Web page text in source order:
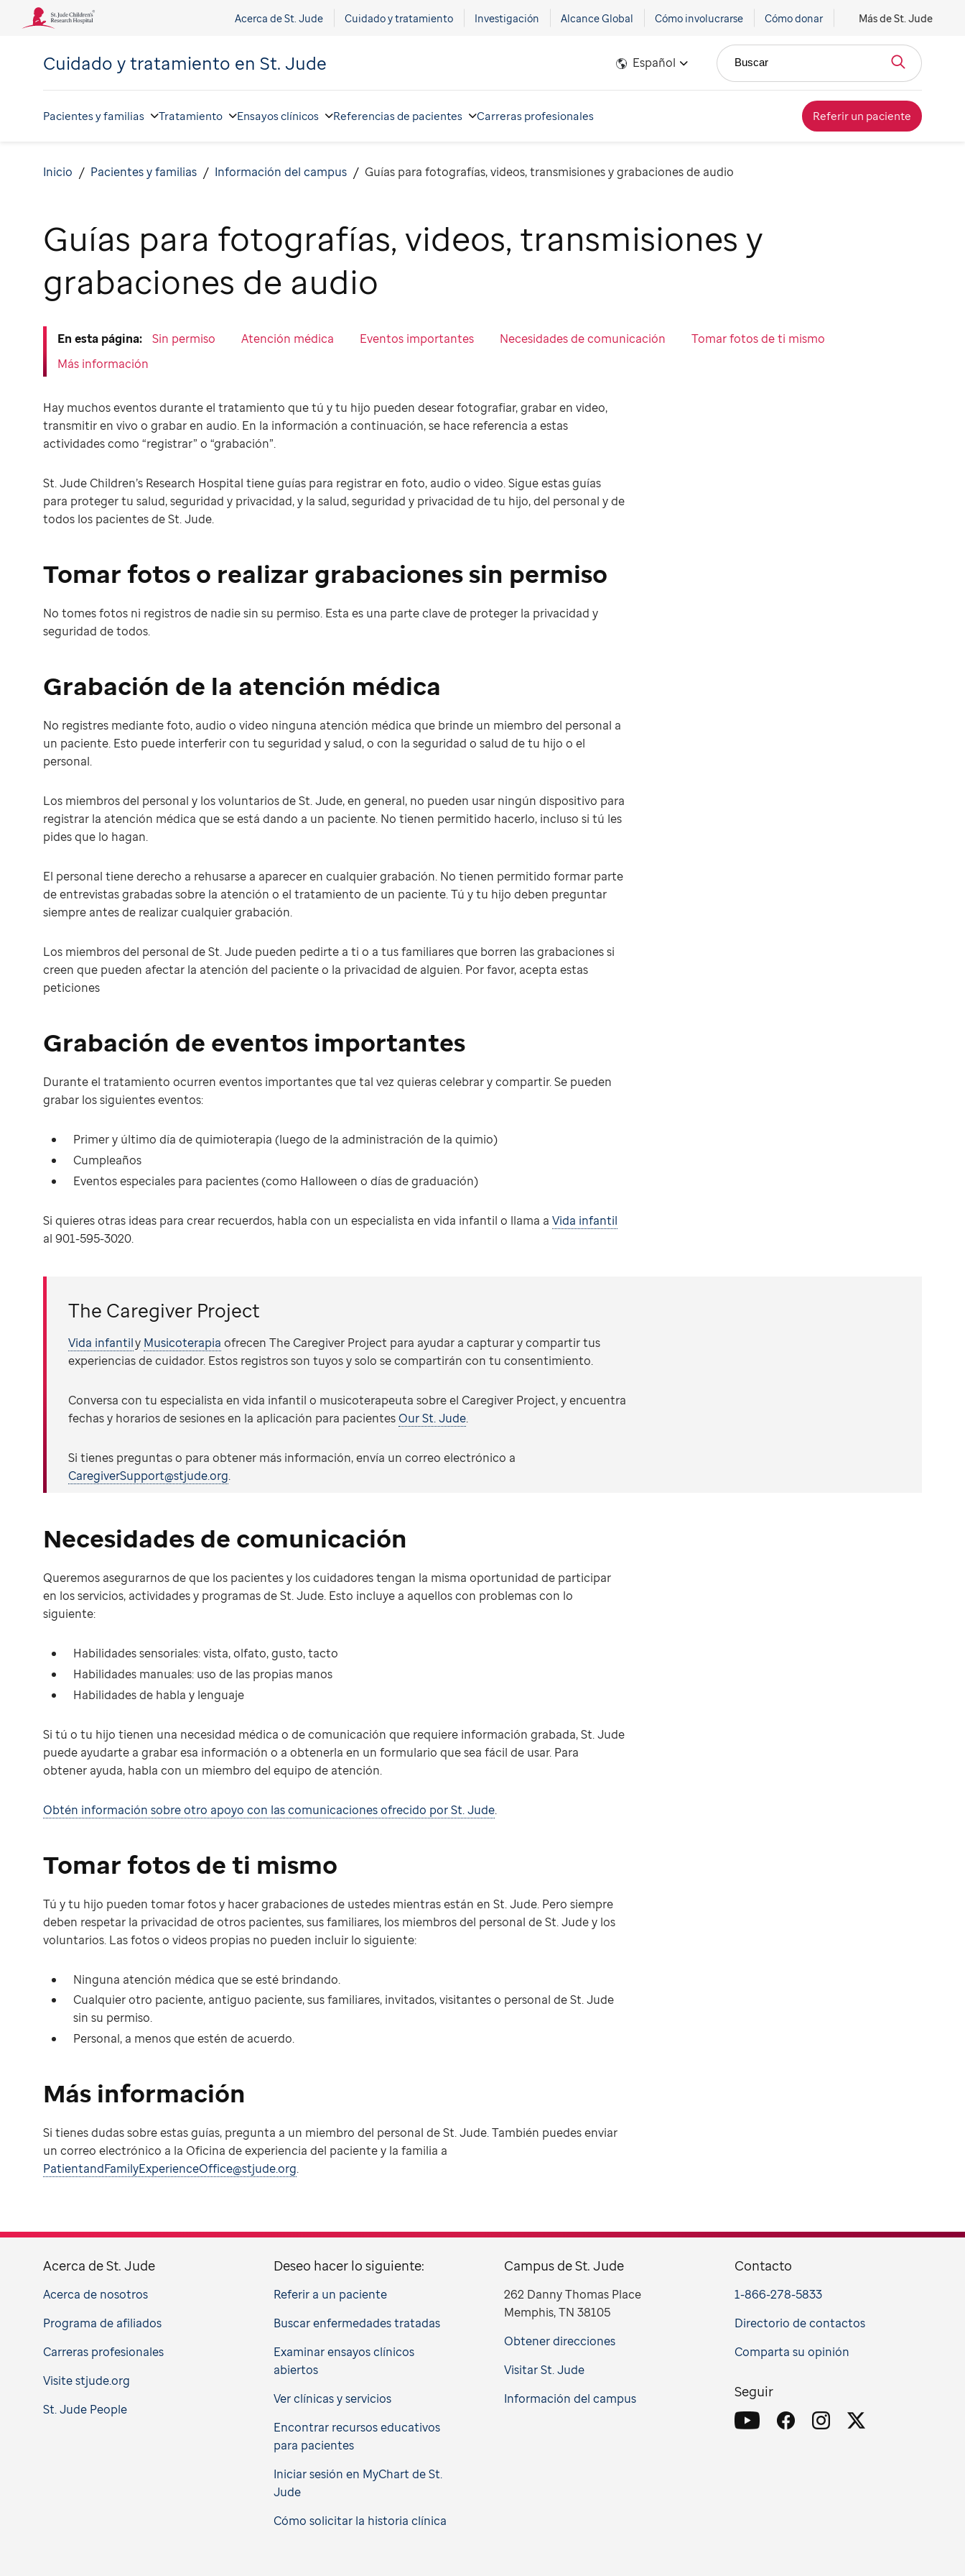
Acerca de St. Jude Cuidado y tratamiento Investigación Alcance Global Cómo involucrarse Cómo donar Más de St. Jude
Cuidado y tratamiento en St. Jude Español Buscar
Pacientes y familias Tratamiento Ensayos clínicos Referencias de pacientes Carreras profesionales Referir un paciente
Inicio Pacientes y familias Información del campus Guías para fotografías, videos, transmisiones y grabaciones de audio
Guías para fotografías, videos, transmisiones y
grabaciones de audio
En esta página: Sin permiso Atención médica Eventos importantes Necesidades de comunicación
Tomar fotos de ti mismo
Más información
Hay muchos eventos durante el tratamiento que tú y tu hijo pueden desear fotografiar, grabar en video,
transmitir en vivo o grabar en audio. En la información a continuación, se hace referencia a estas
actividades como “registrar” o “grabación”.
St. Jude Children’s Research Hospital tiene guías para registrar en foto, audio o video. Sigue estas guías
para proteger tu salud, seguridad y privacidad, y la salud, seguridad y privacidad de tu hijo, del personal y de
todos los pacientes de St. Jude.
Tomar fotos o realizar grabaciones sin permiso
No tomes fotos ni registros de nadie sin su permiso. Esta es una parte clave de proteger la privacidad y
seguridad de todos.
Grabación de la atención médica
No registres mediante foto, audio o video ninguna atención médica que brinde un miembro del personal a
un paciente. Esto puede interferir con tu seguridad y salud, o con la seguridad o salud de tu hijo o el
personal.
Los miembros del personal y los voluntarios de St. Jude, en general, no pueden usar ningún dispositivo para
registrar la atención médica que se está dando a un paciente. No tienen permitido hacerlo, incluso si tú les
pides que lo hagan.
El personal tiene derecho a rehusarse a aparecer en cualquier grabación. No tienen permitido formar parte
de entrevistas grabadas sobre la atención o el tratamiento de un paciente. Tú y tu hijo deben preguntar
siempre antes de realizar cualquier grabación.
Los miembros del personal de St. Jude pueden pedirte a ti o a tus familiares que borren las grabaciones si
creen que pueden afectar la atención del paciente o la privacidad de alguien. Por favor, acepta estas
peticiones
Grabación de eventos importantes
Durante el tratamiento ocurren eventos importantes que tal vez quieras celebrar y compartir. Se pueden
grabar los siguientes eventos:
Primer y último día de quimioterapia (luego de la administración de la quimio)
Cumpleaños
Eventos especiales para pacientes (como Halloween o días de graduación)
Si quieres otras ideas para crear recuerdos, habla con un especialista en vida infantil o llama a Vida infantil
al 901-595-3020.
The Caregiver Project
Vida infantily Musicoterapia ofrecen The Caregiver Project para ayudar a capturar y compartir tus
experiencias de cuidador. Estos registros son tuyos y solo se compartirán con tu consentimiento.
Conversa con tu especialista en vida infantil o musicoterapeuta sobre el Caregiver Project, y encuentra
fechas y horarios de sesiones en la aplicación para pacientes Our St. Jude.
Si tienes preguntas o para obtener más información, envía un correo electrónico a
CaregiverSupport@stjude.org.
Necesidades de comunicación
Queremos asegurarnos de que los pacientes y los cuidadores tengan la misma oportunidad de participar
en los servicios, actividades y programas de St. Jude. Esto incluye a aquellos con problemas con lo
siguiente:
Habilidades sensoriales: vista, olfato, gusto, tacto
Habilidades manuales: uso de las propias manos
Habilidades de habla y lenguaje
Si tú o tu hijo tienen una necesidad médica o de comunicación que requiere información grabada, St. Jude
puede ayudarte a grabar esa información o a obtenerla en un formulario que sea fácil de usar. Para
obtener ayuda, habla con un miembro del equipo de atención.
Obtén información sobre otro apoyo con las comunicaciones ofrecido por St. Jude.
Tomar fotos de ti mismo
Tú y tu hijo pueden tomar fotos y hacer grabaciones de ustedes mientras están en St. Jude. Pero siempre
deben respetar la privacidad de otros pacientes, sus familiares, los miembros del personal de St. Jude y los
voluntarios. Las fotos o videos propias no pueden incluir lo siguiente:
Ninguna atención médica que se esté brindando.
Cualquier otro paciente, antiguo paciente, sus familiares, invitados, visitantes o personal de St. Jude
sin su permiso.
Personal, a menos que estén de acuerdo.
Más información
Si tienes dudas sobre estas guías, pregunta a un miembro del personal de St. Jude. También puedes enviar
un correo electrónico a la Oficina de experiencia del paciente y la familia a
PatientandFamilyExperienceOffice@stjude.org.
Acerca de St. Jude
Acerca de nosotros
Programa de afiliados
Carreras profesionales
Visite stjude.org
St. Jude People
Deseo hacer lo siguiente:
Referir a un paciente
Buscar enfermedades tratadas
Examinar ensayos clínicos
abiertos
Ver clínicas y servicios
Encontrar recursos educativos
para pacientes
Iniciar sesión en MyChart de St.
Jude
Cómo solicitar la historia clínica
Campus de St. Jude
262 Danny Thomas Place
Memphis, TN 38105
Obtener direcciones
Visitar St. Jude
Información del campus
Contacto
1-866-278-5833
Directorio de contactos
Comparta su opinión
Seguir